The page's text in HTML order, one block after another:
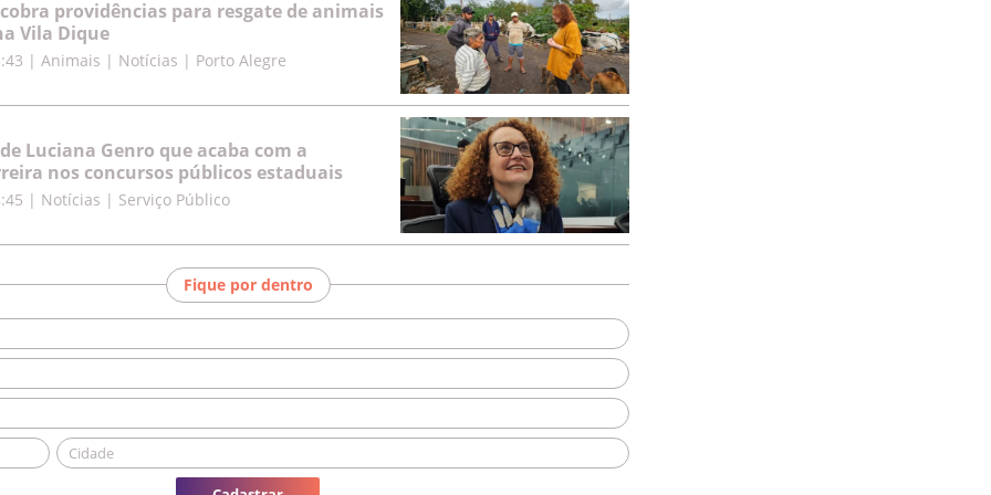
providências para resgate de animais
Vila Dique
| Animais | Notícias | Porto Alegre
Luciana Genro que acaba com a
nos concursos públicos estaduais
| Notícias | Serviço Público
Fique por dentro